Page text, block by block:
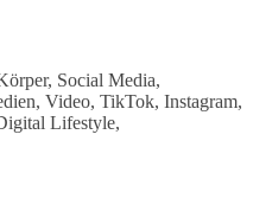
Social Media,
Video, TikTok, Instagram,
Lifestyle,